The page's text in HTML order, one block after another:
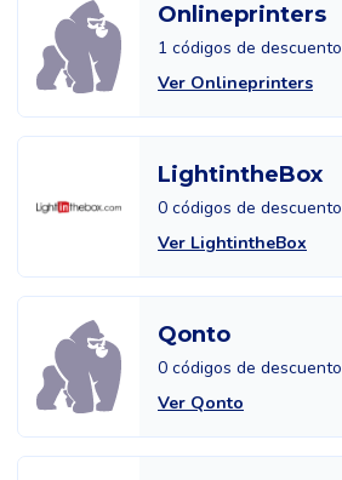
Onlineprinters
1 códigos de descuento
Ver Onlineprinters
LightintheBox
0 códigos de descuento
Ver LightintheBox
Qonto
0 códigos de descuento
Ver Qonto